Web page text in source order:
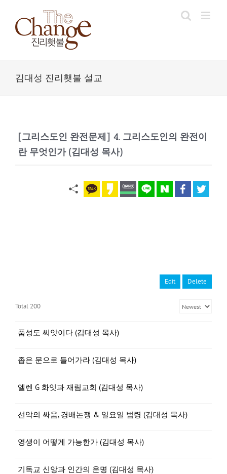
content
김대성 진리횃불 설교
[그리스도인 완전문제] 4. 그리스도인의 완전이
란 무엇인가 (김대성 목사)
Edit Delete
Total 200
품성도 씨앗이다 (김대성 목사)
좁은 문으로 들어가라 (김대성 목사)
엘렌 G 화잇과 재림교회 (김대성 목사)
선악의 싸움, 경배논쟁 & 일요일 법령 (김대성 목사)
영생이 어떻게 가능한가 (김대성 목사)
기독교 신앙과 인간의 운명 (김대성 목사)